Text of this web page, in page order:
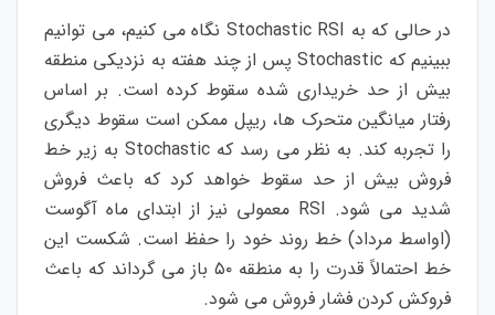
در حالی که به Stochastic RSI نگاه می کنیم، می توانیم
ببینیم که Stochastic پس از چند هفته به نزدیکی منطقه
بیش از حد خریداری شده سقوط کرده است. بر اساس
رفتار میانگین متحرک ها، ریپل ممکن است سقوط دیگری
را تجربه کند. به نظر می رسد که Stochastic به زیر خط
فروش بیش از حد سقوط خواهد کرد که باعث فروش
شدید می شود. RSI معمولی نیز از ابتدای ماه آگوست
(اواسط مرداد) خط روند خود را حفظ است. شکست این
خط احتمالاً قدرت را به منطقه ۵۰ باز می گرداند که باعث
فروکش کردن فشار فروش می شود.